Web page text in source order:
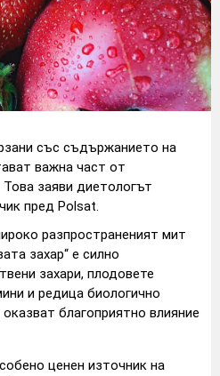
със съдържанието на
важна част от
заяви диетологът
пред Polsat.
разпространеният мит
захар“ е силно
захари, плодовете
и редица биологично
благоприятно влияние
ценен източник на